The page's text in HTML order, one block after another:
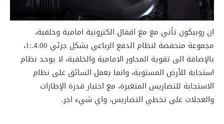
ان روبيكون تأتي مع مع اقفال الكترونية امامية وخلفية،
مجموعة منخفضة لنظام الدفع الرباعي بشكل جزئي 4.00.:1،
بالإضافة الى تقوية المحاور الامامية والخلفية، لا يوجد نظام
استجابة للأرض المستوية، وانما يعمل السائق على نظام
الاستجابة للتضاريس المتغيرة، مع اختبار قدرة الإطارات
والعجلات على تخطي التضاريس، واي شيء اخر.